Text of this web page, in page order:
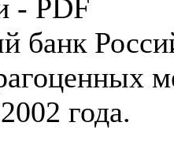
- PDF
банк
года.